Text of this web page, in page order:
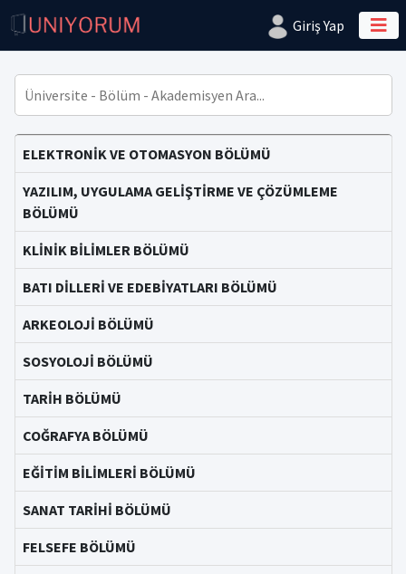
Giriş Yap
ELEKTRONİK VE OTOMASYON BÖLÜMÜ
YAZILIM, UYGULAMA GELİŞTİRME VE ÇÖZÜMLEME
BÖLÜMÜ
KLİNİK BİLİMLER BÖLÜMÜ
BATI DİLLERİ VE EDEBİYATLARI BÖLÜMÜ
ARKEOLOJİ BÖLÜMÜ
SOSYOLOJİ BÖLÜMÜ
TARİH BÖLÜMÜ
COĞRAFYA BÖLÜMÜ
EĞİTİM BİLİMLERİ BÖLÜMÜ
SANAT TARİHİ BÖLÜMÜ
FELSEFE BÖLÜMÜ